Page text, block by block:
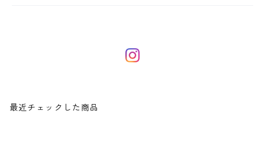
最近チェックした商品